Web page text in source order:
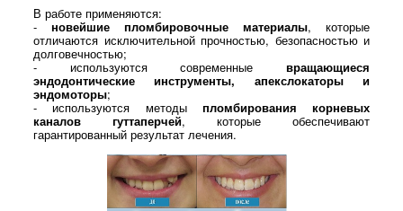
В работе применяются:
- новейшие пломбировочные материалы, которые
отличаются исключительной прочностью, безопасностью и
долговечностью;
- используются современные вращающиеся
эндодонтические инструменты, апекслокаторы и
эндомоторы;
- используются методы пломбирования корневых
каналов гуттаперчей, которые обеспечивают
гарантированный результат лечения.